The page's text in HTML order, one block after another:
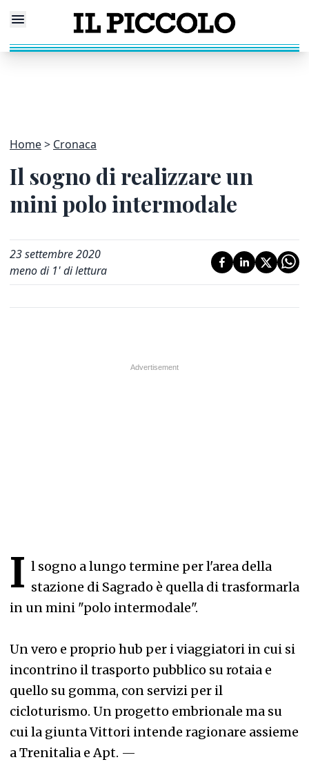
Home Cronaca
Il sogno di realizzare un
mini polo intermodale
23 settembre 2020
meno di 1' di lettura
I l sogno a lungo termine per l'area della
stazione di Sagrado è quella di trasformarla
in un mini "polo intermodale".
Un vero e proprio hub per i viaggiatori in cui si
incontrino il trasporto pubblico su rotaia e
quello su gomma, con servizi per il
cicloturismo. Un progetto embrionale ma su
cui la giunta Vittori intende ragionare assieme
a Trenitalia e Apt. —